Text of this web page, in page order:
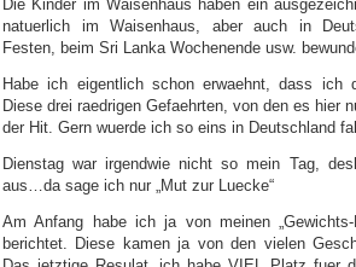
Die Kinder im Waisenhaus haben ein
natuerlich im Waisenhaus, aber auch in
Festen, beim Sri Lanka Wochenende usw.
Habe ich eigentlich schon erwaehnt, dass ich
Diese drei raedrigen Gefaehrten, von den es hier
der Hit. Gern wuerde ich so eins in Deutschland
Dienstag war irgendwie nicht so mein Tag,
aus…da sage ich nur „Mut zur Luecke“
Am Anfang habe ich ja von meinen „Gewichts-
berichtet. Diese kamen ja von den vielen